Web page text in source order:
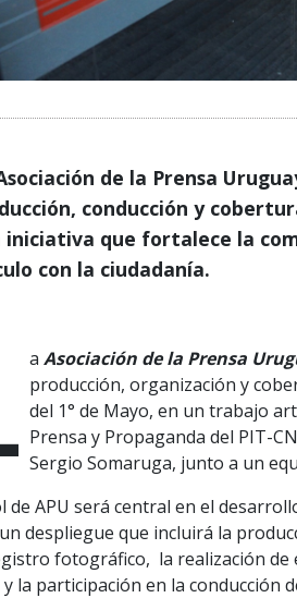
de la Prensa
conducción y
iniciativa que fortalece la
con la ciudadanía.
La Asociación de la Prensa
producción, organización y
del 1° de Mayo, en un trabajo
Prensa y Propaganda del PIT-
Sergio Somaruga, junto a un
de APU será central en el
despliegue que incluirá la
fotográfico, la realización de
y la participación en la conducción